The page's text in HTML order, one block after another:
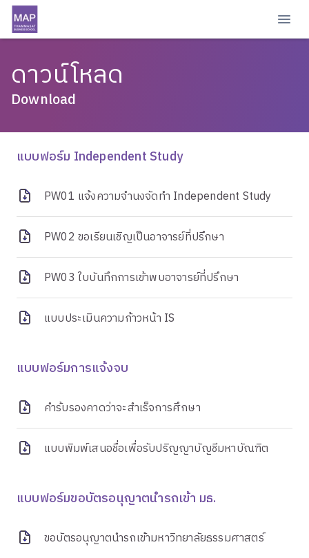
ดาวน์โหลด
Download
แบบฟอร์ม Independent Study
PW01 แจ้งความจํานงจัดทํา Independent Study
PW02 ขอเรียนเชิญเป็นอาจารย์ที่ปรึกษา
PW03 ใบบันทึกการเข้าพบอาจารย์ที่ปรึกษา
แบบประเมินความก้าวหน้า IS
แบบฟอร์มการแจ้งจบ
คำร้บรองคาดว่าจะสำเร็จการศึกษา
แบบพิมพ์เสนอชื่อเพื่อรับปริญญาบัญชีมหาบัณฑิต
แบบฟอร์มขอบัตรอนุญาตนำรถเข้า มธ.
ขอบัตรอนุญาตนำรถเข้ามหาวิทยาลัยธรรมศาสตร์